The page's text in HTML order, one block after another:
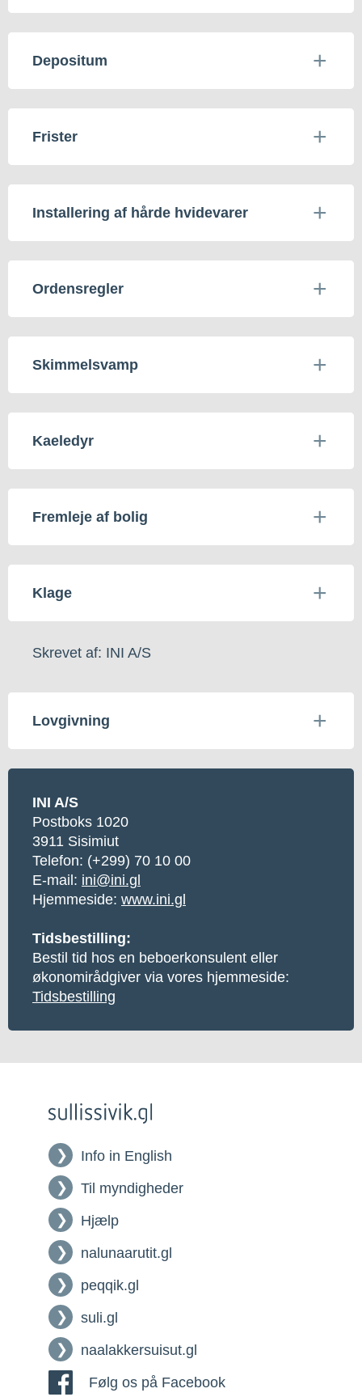
Depositum
Frister
Installering af hårde hvidevarer
Ordensregler
Skimmelsvamp
Kaeledyr
Fremleje af bolig
Klage
Skrevet af: INI A/S
Lovgivning
INI A/S
Postboks 1020
3911 Sisimiut
Telefon: (+299) 70 10 00
E-mail: ini@ini.gl
Hjemmeside: www.ini.gl
Tidsbestilling:
Bestil tid hos en beboerkonsulent eller
økonomirådgiver via vores hjemmeside:
Tidsbestilling
Info in English
Til myndigheder
Hjælp
nalunaarutit.gl
peqqik.gl
suli.gl
naalakkersuisut.gl
Følg os på Facebook